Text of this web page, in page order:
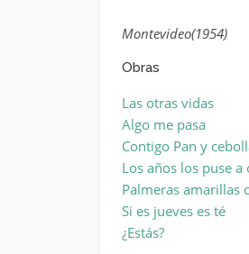
Montevideo(1954)
Obras
Las otras vidas
Algo me pasa
Contigo Pan y
Los años los puse a
Palmeras amarillas
Si es jueves es té
¿Estás?